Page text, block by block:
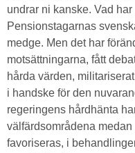
undrar ni kanske. Vad har
Pensionstagarnas
medge. Men det har
motsättningarna, fått
hårda värden,
i handske för den
regeringens hårdhänta
välfärdsområdena
favoriseras, i